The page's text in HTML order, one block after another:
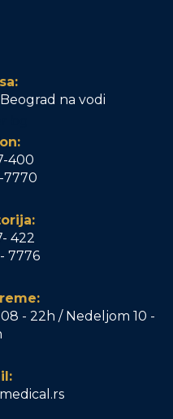
na vodi
400
7770
422
7776
- 22h / Nedeljom 10 -